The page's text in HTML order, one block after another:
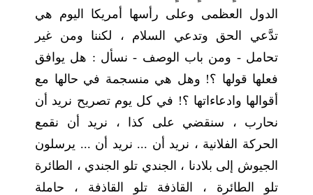
الدول العظمى وعلى رأسها أمريكا اليوم هي
تدَّعي الحق وتدعي السلام ، لكننا ومن غير
تحامل - ومن باب الوصف - نسأل : هل يوافق
فعلها قولها ؟! وهل هي منسجمة في حالها مع
أقوالها وادعاءاتها ؟! في كل يوم تصريح نريد أن
نحارب ، سنقضي على كذا ، نريد أن نقمع
الحركة الفلانية ، نريد أن ... نريد أن ... يرسلون
الجيوش إلى بلادنا ، الجندي تلو الجندي ، الطائرة
تلو الطائرة ، القاذفة تلو القاذفة ، حاملة